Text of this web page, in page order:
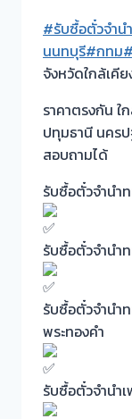
#รับซื้อตั๋วจำน
นนทบุรี#กทม
จังหวัดใกล้เคีย
ราคาตรงกัน
ปทุมธานี นคร
สอบถามได้
รับซื้อตั๋วจำนำ
รับซื้อตั๋วจำนำ
รับซื้อตั๋วจำนำ
พระทองคำ
รับซื้อตั๋วจำนำเ